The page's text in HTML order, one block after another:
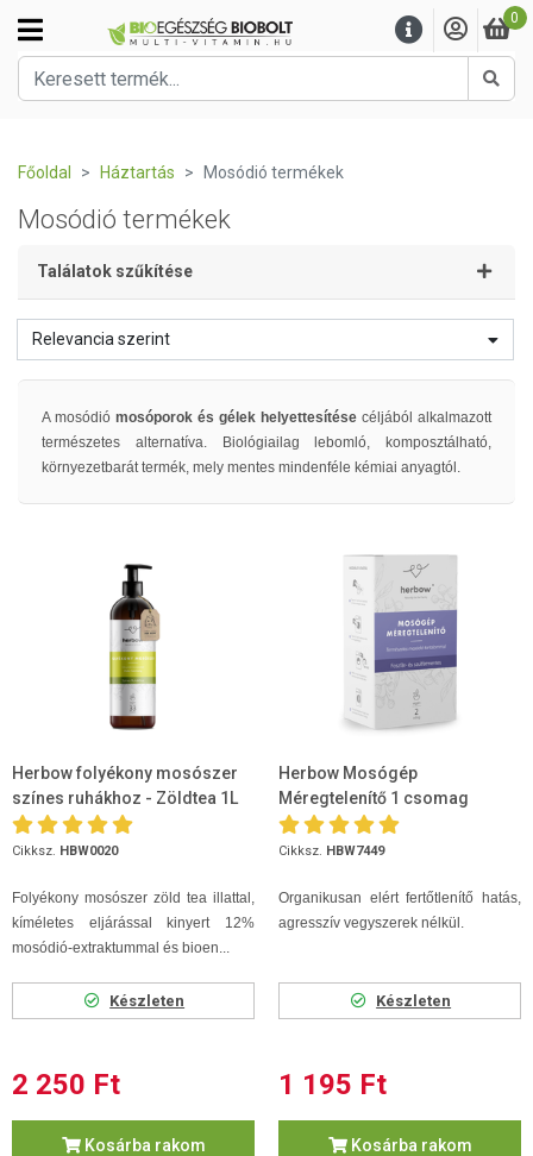
0
Főoldal Háztartás Mosódió termékek
Mosódió termékek
Találatok szűkítése
Relevancia szerint
A mosódió mosóporok és gélek helyettesítése céljából alkalmazott
természetes alternatíva. Biológiailag lebomló, komposztálható,
környezetbarát termék, mely mentes mindenféle kémiai anyagtól.
Herbow folyékony mosószer
színes ruhákhoz - Zöldtea 1L
Cikksz. HBW0020
Folyékony mosószer zöld tea illattal,
kíméletes eljárással kinyert 12%
mosódió-extraktummal és bioen...
Készleten
2 250 Ft
Kosárba rakom
Herbow Mosógép
Méregtelenítő 1 csomag
Cikksz. HBW7449
Organikusan elért fertőtlenítő hatás,
agresszív vegyszerek nélkül.
Készleten
1 195 Ft
Kosárba rakom